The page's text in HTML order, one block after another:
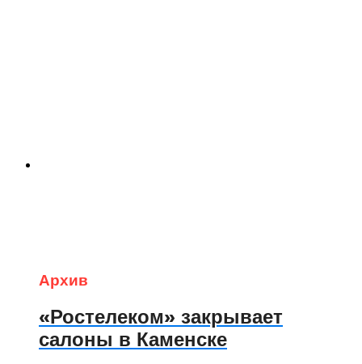
Архив
«Ростелеком» закрывает
салоны в Каменске